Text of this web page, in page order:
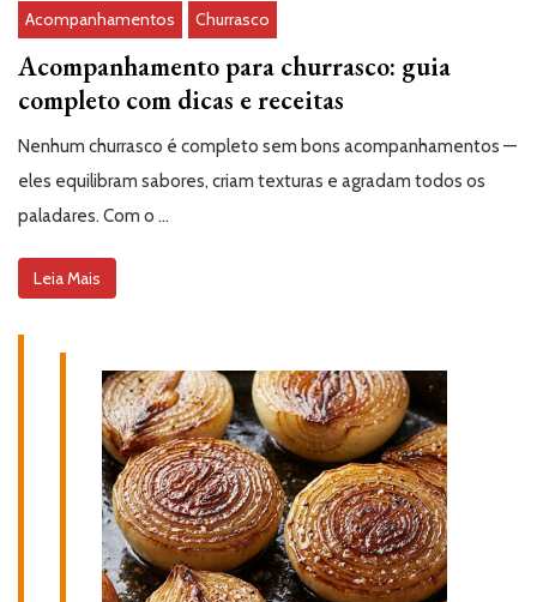
Acompanhamentos Churrasco
Acompanhamento para churrasco: guia
completo com dicas e receitas
Nenhum churrasco é completo sem bons acompanhamentos —
eles equilibram sabores, criam texturas e agradam todos os
paladares. Com o …
Leia Mais